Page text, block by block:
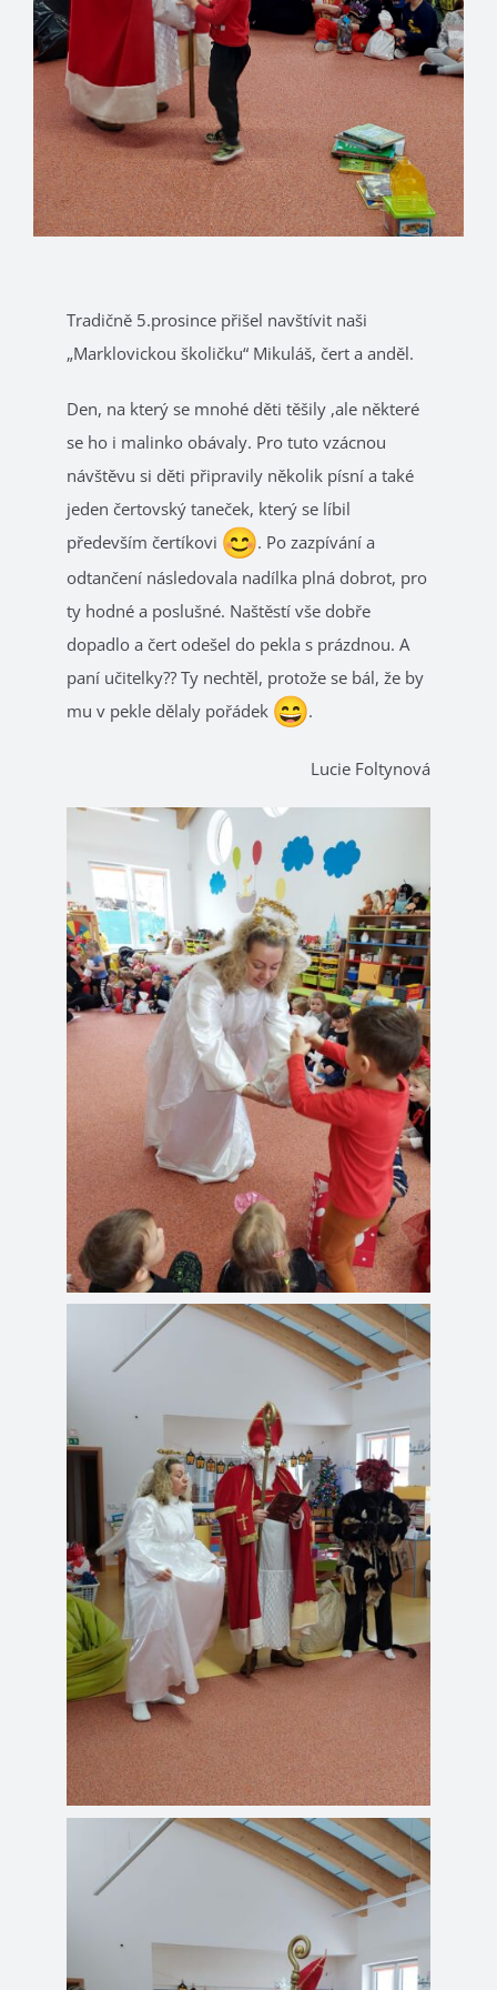
Tradičně 5.prosince přišel navštívit naši
„Marklovickou školičku“ Mikuláš, čert a anděl.
Den, na který se mnohé děti těšily ,ale některé
se ho i malinko obávaly. Pro tuto vzácnou
návštěvu si děti připravily několik písní a také
jeden čertovský taneček, který se líbil
především čertíkovi
. Po zazpívání a
odtančení následovala nadílka plná dobrot, pro
ty hodné a poslušné. Naštěstí vše dobře
dopadlo a čert odešel do pekla s prázdnou. A
paní učitelky?? Ty nechtěl, protože se bál, že by
mu v pekle dělaly pořádek
.
Lucie Foltynová